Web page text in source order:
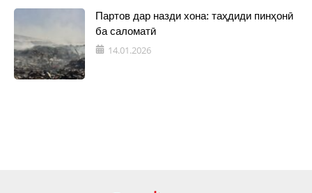
Партов дар назди хона: таҳдиди пинҳонӣ
ба саломатӣ
14.01.2026